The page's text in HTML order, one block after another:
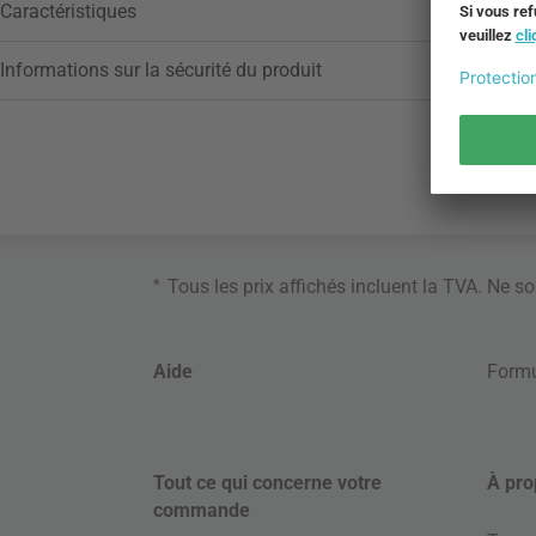
Caractéristiques
Informations sur la sécurité du produit
* Tous les prix affichés incluent la TVA. Ne
Aide
Tout ce qui concerne votre
commande
À